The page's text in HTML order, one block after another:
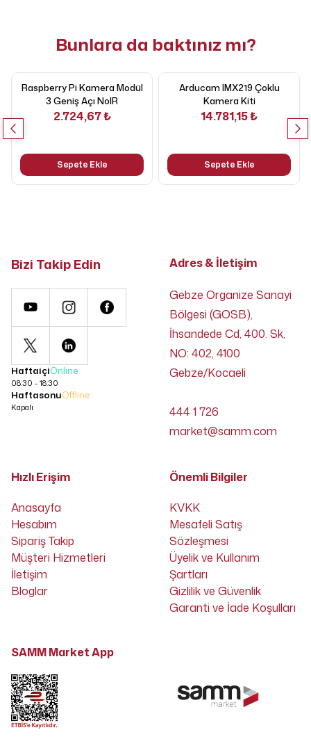
Bunlara da baktınız mı?
Raspberry Pi Kamera Modül
3 Geniş Açı NoIR
2.724,67 ₺
Sepete Ekle
Arducam IMX219 Çoklu
Kamera Kiti
14.781,15 ₺
Sepete Ekle
Bizi Takip Edin
HaftaiçiOnline
08:30 - 18:30
HaftasonuOffline
Kapalı
Adres & İletişim
Gebze Organize Sanayi
Bölgesi (GOSB),
İhsandede Cd, 400. Sk,
NO: 402, 4100
Gebze/Kocaeli
444 1 726
market@samm.com
Hızlı Erişim
Anasayfa
Hesabım
Sipariş Takip
Müşteri Hizmetleri
İletişim
Bloglar
Önemli Bilgiler
KVKK
Mesafeli Satış
Sözleşmesi
Üyelik ve Kullanım
Şartları
Gizlilik ve Güvenlik
Garanti ve İade Koşulları
SAMM Market App